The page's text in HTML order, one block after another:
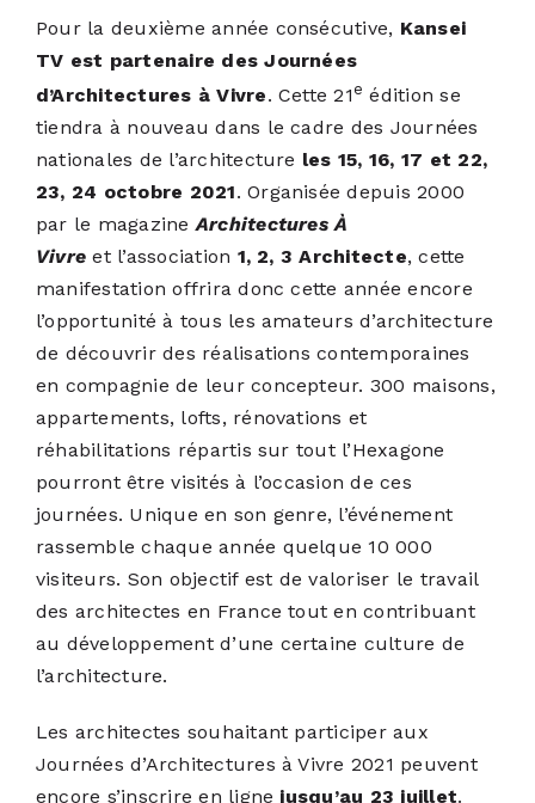
Pour la deuxième année consécutive, Kansei
TV est partenaire des Journées
d’Architectures à Vivre. Cette 21 e édition se
tiendra à nouveau dans le cadre des Journées
nationales de l’architecture les 15, 16, 17 et 22,
23, 24 octobre 2021. Organisée depuis 2000
par le magazineArchitectures À
Vivre et l’association 1, 2, 3 Architecte, cette
manifestation offrira donc cette année encore
l’opportunité à tous les amateurs d’architecture
de découvrir des réalisations contemporaines
en compagnie de leur concepteur. 300 maisons,
appartements, lofts, rénovations et
réhabilitations répartis sur tout l’Hexagone
pourront être visités à l’occasion de ces
journées. Unique en son genre, l’événement
rassemble chaque année quelque 10 000
visiteurs. Son objectif est de valoriser le travail
des architectes en France tout en contribuant
au développement d’une certaine culture de
l’architecture.
Les architectes souhaitant participer aux
Journées d’Architectures à Vivre 2021 peuvent
encore s’inscrire en ligne jusqu’au 23 juillet.
ACTUALITÉS
S’ABONNER
CONTACT